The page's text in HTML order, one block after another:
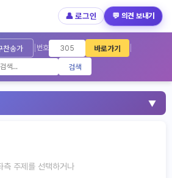
👤 로그인 💬 의견 보내기
송가 645곡 구찬송가
찬송가 번호 바로가기
검색
▼
측 주제를 선택하거나